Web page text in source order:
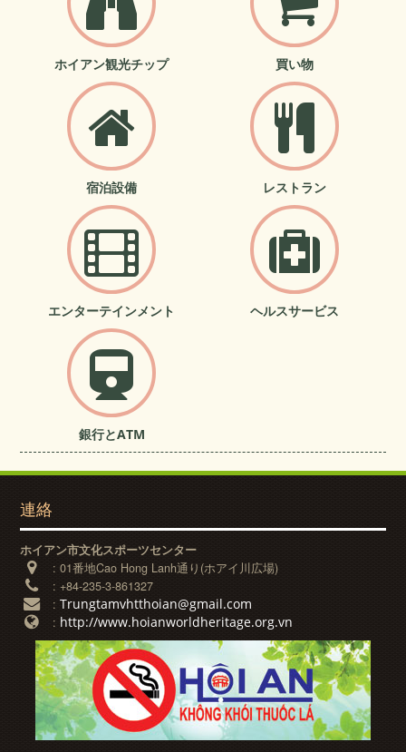
ホイアン観光チップ 買い物
宿泊設備 レストラン
エンターテインメント ヘルスサービス
銀行とATM
連絡
ホイアン市文化スポーツセンター
:01番地Cao Hong Lanh通り(ホアイ川広場)
:+84-235-3-861327
:Trungtamvhtthoian@gmail.com
: http://www.hoianworldheritage.org.vn